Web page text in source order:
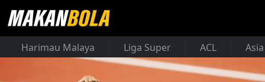
Harimau Malaya Liga Super ACL